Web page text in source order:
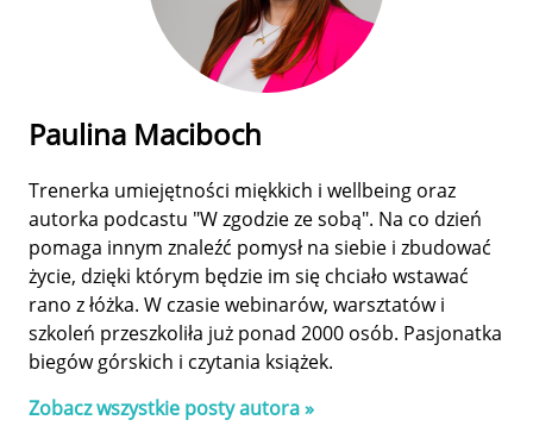
Katarzyna Barlińska vel
P.S. HERYTIERA -
"Pizgacz"
79,00 zł
Katarzyna Barlińska vel
P.S. HERYTIERA -
"Pizgacz"
79,00 zł
Paulina Maciboch
Trenerka umiejętności miękkich i wellbeing oraz
autorka podcastu "W zgodzie ze sobą". Na co dzień
pomaga innym znaleźć pomysł na siebie i zbudować
życie, dzięki którym będzie im się chciało wstawać
rano z łóżka. W czasie webinarów, warsztatów i
szkoleń przeszkoliła już ponad 2000 osób. Pasjonatka
biegów górskich i czytania książek.
Zobacz wszystkie posty autora »